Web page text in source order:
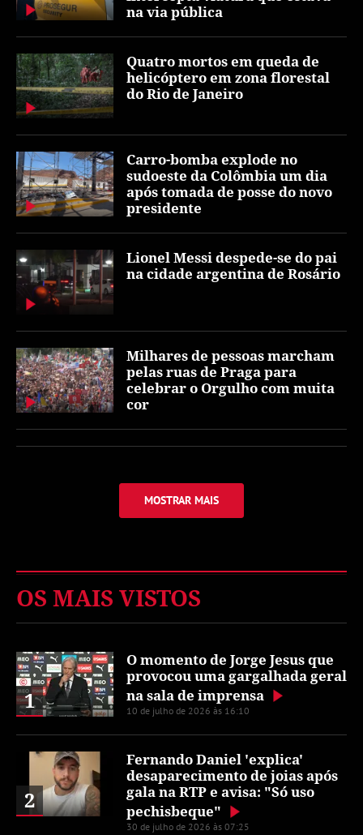
na via pública
Quatro mortos em queda de
helicóptero em zona florestal
do Rio de Janeiro
Carro-bomba explode no
sudoeste da Colômbia um dia
após tomada de posse do novo
presidente
Lionel Messi despede-se do pai
na cidade argentina de Rosário
Milhares de pessoas marcham
pelas ruas de Praga para
celebrar o Orgulho com muita
cor
MOSTRAR MAIS
OS MAIS VISTOS
1
O momento de Jorge Jesus que
provocou uma gargalhada geral
na sala de imprensa
10 de julho de 2026 às 16:10
2
Fernando Daniel 'explica'
desaparecimento de joias após
gala na RTP e avisa: "Só uso
pechisbeque"
30 de julho de 2026 às 07:25